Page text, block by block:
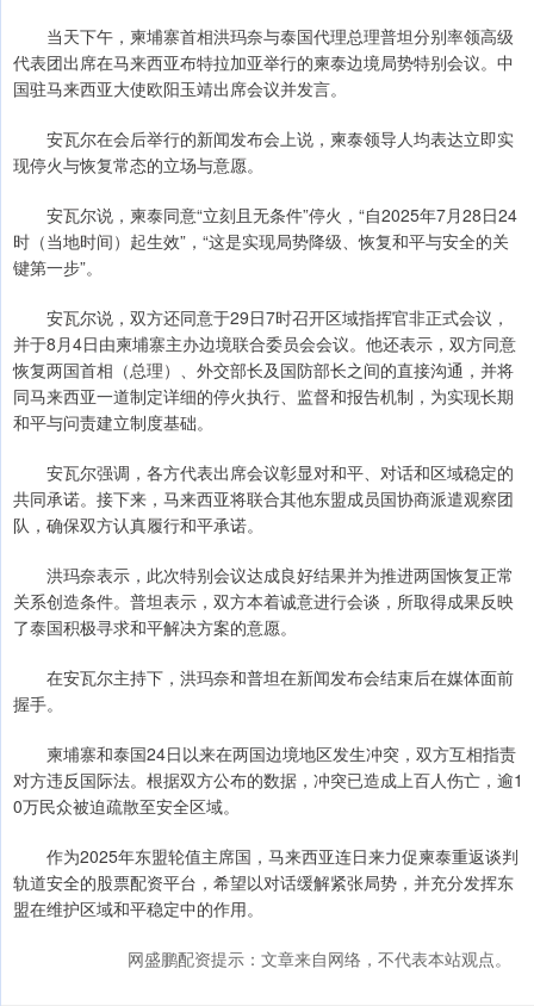
当天下午，柬埔寨首相洪玛奈与泰国代理总理普坦分别率领高级
代表团出席在马来西亚布特拉加亚举行的柬泰边境局势特别会议。中
国驻马来西亚大使欧阳玉靖出席会议并发言。
安瓦尔在会后举行的新闻发布会上说，柬泰领导人均表达立即实
现停火与恢复常态的立场与意愿。
安瓦尔说，柬泰同意“立刻且无条件”停火，“自2025年7月28日24
时（当地时间）起生效”，“这是实现局势降级、恢复和平与安全的关
键第一步”。
安瓦尔说，双方还同意于29日7时召开区域指挥官非正式会议，
并于8月4日由柬埔寨主办边境联合委员会会议。他还表示，双方同意
恢复两国首相（总理）、外交部长及国防部长之间的直接沟通，并将
同马来西亚一道制定详细的停火执行、监督和报告机制，为实现长期
和平与问责建立制度基础。
安瓦尔强调，各方代表出席会议彰显对和平、对话和区域稳定的
共同承诺。接下来，马来西亚将联合其他东盟成员国协商派遣观察团
队，确保双方认真履行和平承诺。
洪玛奈表示，此次特别会议达成良好结果并为推进两国恢复正常
关系创造条件。普坦表示，双方本着诚意进行会谈，所取得成果反映
了泰国积极寻求和平解决方案的意愿。
在安瓦尔主持下，洪玛奈和普坦在新闻发布会结束后在媒体面前
握手。
柬埔寨和泰国24日以来在两国边境地区发生冲突，双方互相指责
对方违反国际法。根据双方公布的数据，冲突已造成上百人伤亡，逾1
0万民众被迫疏散至安全区域。
作为2025年东盟轮值主席国，马来西亚连日来力促柬泰重返谈判
轨道安全的股票配资平台，希望以对话缓解紧张局势，并充分发挥东
盟在维护区域和平稳定中的作用。
网盛鹏配资提示：文章来自网络，不代表本站观点。